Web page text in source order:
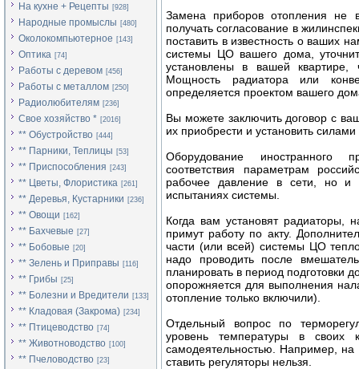
На кухне + Рецепты [928]
Народные промыслы [480]
Околокомпьютерное [143]
Оптика [74]
Работы с деревом [456]
Работы с металлом [250]
Радиолюбителям [236]
Свое хозяйство * [2016]
** Обустройство [444]
** Парники, Теплицы [53]
** Приспособления [243]
** Цветы, Флористика [261]
** Деревья, Кустарники [236]
** Овощи [162]
** Бахчевые [27]
** Бобовые [20]
** Зелень и Приправы [116]
** Грибы [25]
** Болезни и Вредители [133]
** Кладовая (Закрома) [234]
** Птицеводство [74]
** Животноводство [100]
** Пчеловодство [23]
Замена приборов отопления не
получать согласование в
поставить в известность о ваших
системы ЦО вашего дома,
установлены в вашей
Мощность радиатора или
определяется проектом вашего
Вы можете заключить договор с
их приобрести и установить
Оборудование иностранного
соответствия параметрам
рабочее давление в сети, но и
испытаниях системы.
Когда вам установят радиаторы,
примут работу по акту.
части (или всей) системы ЦО
надо проводить после
планировать в период подготовки
опорожняется для выполнения
отопление только включили).
Отдельный вопрос по
уровень температуры в своих
самодеятельностью. Например, на
ставить регуляторы нельзя.